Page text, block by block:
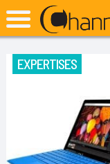
EXPERTISES